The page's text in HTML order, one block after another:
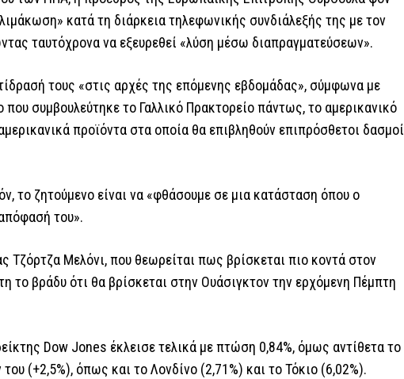
κατά τη διάρκεια τηλεφωνικής συνδιάλεξής της με τον
ταυτόχρονα να εξευρεθεί «λύση μέσω διαπραγματεύσεων».
τους «στις αρχές της επόμενης εβδομάδας», σύμφωνα με
συμβουλεύτηκε το Γαλλικό Πρακτορείο πάντως, το αμερικανικό
προϊόντα στα οποία θα επιβληθούν επιπρόσθετοι δασμοί
το ζητούμενο είναι να «φθάσουμε σε μια κατάσταση όπου ο
του».
Τζόρτζα Μελόνι, που θεωρείται πως βρίσκεται πιο κοντά στον
το βράδυ ότι θα βρίσκεται στην Ουάσιγκτον την ερχόμενη Πέμπτη
Dow Jones έκλεισε τελικά με πτώση 0,84%, όμως αντίθετα το
(+2,5%), όπως και το Λονδίνο (2,71%) και το Τόκιο (6,02%).